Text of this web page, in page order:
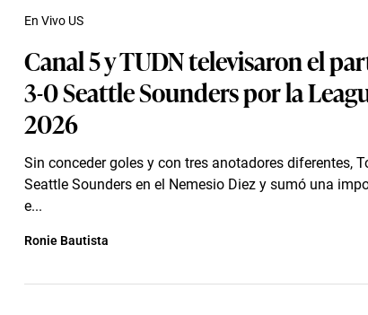
Canal 5 y TUDN televisaron el
3-0 Seattle Sounders por la
2026
Sin conceder goles y con tres anotadores diferentes,
Seattle Sounders en el Nemesio Diez y sumó una
e...
En Vivo US
Ronie Bautista